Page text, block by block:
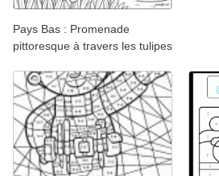
Pays Bas : Promenade
pittoresque à travers les tulipes